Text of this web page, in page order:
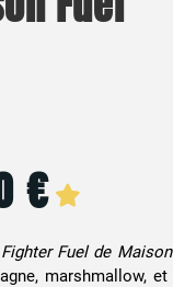
€
Fuel de
marshmallow, et